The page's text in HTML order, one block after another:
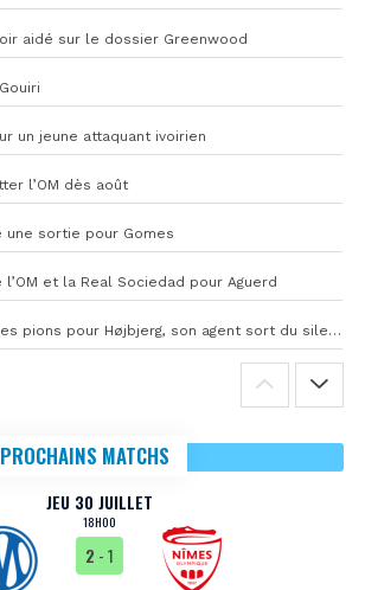
aidé sur le dossier Greenwood
un jeune attaquant ivoirien
l’OM dès août
une sortie pour Gomes
et la Real Sociedad pour Aguerd
Newcastle avance ses pions pour Højbjerg, son agent sort du silence
MATCHS
JEU 30 JUILLET
18H00
2 - 1